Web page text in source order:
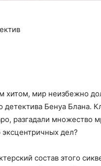
хитом, мир неизбежно
Бенуа Блана.
разгадали множество
дел?
состав этого